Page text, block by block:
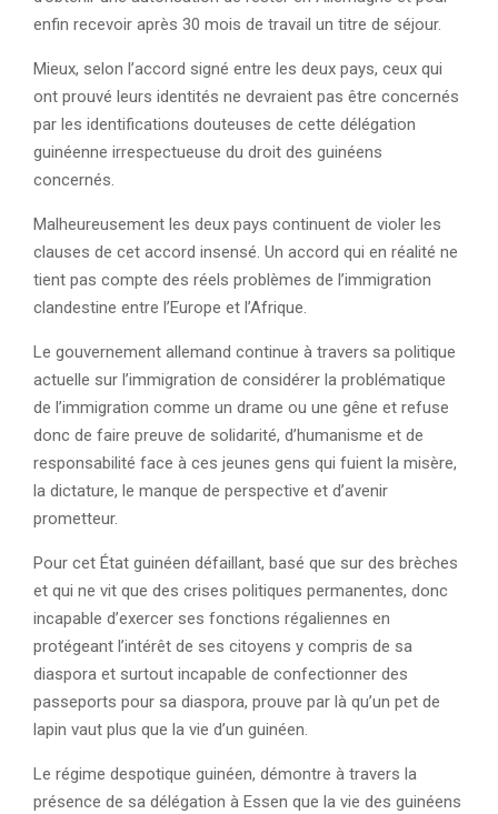
enfin recevoir après 30 mois de travail un titre de séjour.
Mieux, selon l’accord signé entre les deux pays, ceux qui
ont prouvé leurs identités ne devraient pas être concernés
par les identifications douteuses de cette délégation
guinéenne irrespectueuse du droit des guinéens
concernés.
Malheureusement les deux pays continuent de violer les
clauses de cet accord insensé. Un accord qui en réalité ne
tient pas compte des réels problèmes de l’immigration
clandestine entre l’Europe et l’Afrique.
Le gouvernement allemand continue à travers sa politique
actuelle sur l’immigration de considérer la problématique
de l’immigration comme un drame ou une gêne et refuse
donc de faire preuve de solidarité, d’humanisme et de
responsabilité face à ces jeunes gens qui fuient la misère,
la dictature, le manque de perspective et d’avenir
prometteur.
Pour cet État guinéen défaillant, basé que sur des brèches
et qui ne vit que des crises politiques permanentes, donc
incapable d’exercer ses fonctions régaliennes en
protégeant l’intérêt de ses citoyens y compris de sa
diaspora et surtout incapable de confectionner des
passeports pour sa diaspora, prouve par là qu’un pet de
lapin vaut plus que la vie d’un guinéen.
Le régime despotique guinéen, démontre à travers la
présence de sa délégation à Essen que la vie des guinéens